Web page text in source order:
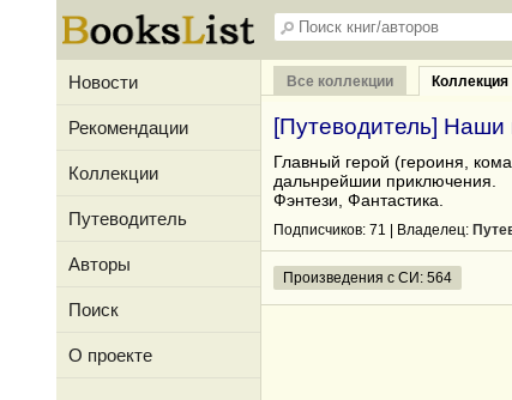
Новости
Рекомендации
Коллекции
Путеводитель
Авторы
Поиск
О проекте
Все коллекции Коллекция
[Путеводитель] Наши
Главный герой (героиня,
дальнрейшии приключения.
Фэнтези, Фантастика.
Подписчиков: 71 | Владелец:
Произведения с СИ: 564